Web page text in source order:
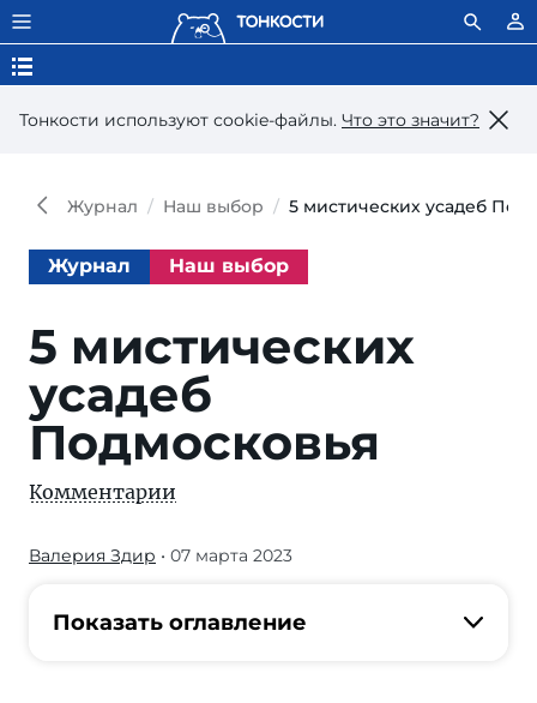
Тонкости используют сookie-файлы. Что это значит?
Журнал Наш выбор 5 мистических усадеб
Журнал Наш выбор
5 мистических
усадеб
Подмосковья
Комментарии
Старинные
усадьбы
Валерия Здир • 07 марта 2023
Показать оглавление